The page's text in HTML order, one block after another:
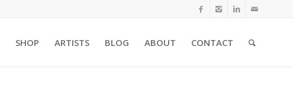
SHOP ARTISTS BLOG ABOUT CONTACT